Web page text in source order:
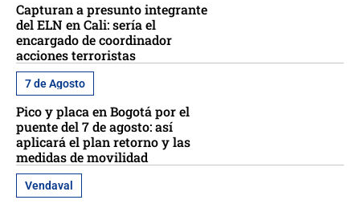
Capturan a presunto integrante
del ELN en Cali: sería el
encargado de coordinador
acciones terroristas
7 de Agosto
Pico y placa en Bogotá por el
puente del 7 de agosto: así
aplicará el plan retorno y las
medidas de movilidad
Vendaval